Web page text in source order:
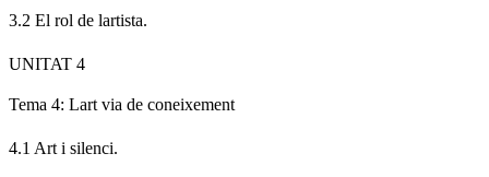
3.2 El rol de lartista.
UNITAT 4
Tema 4: Lart via de coneixement
4.1 Art i silenci.